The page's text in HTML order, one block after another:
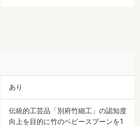
あり
伝統的工芸品「別府竹細工」の認知度
向上を目的に竹のベビースプーンを1